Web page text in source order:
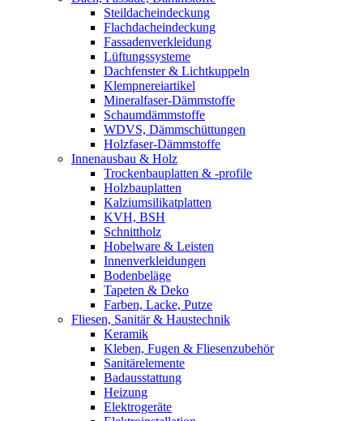
Steildacheindeckung
Flachdacheindeckung
Fassadenverkleidung
Lüftungssysteme
Dachfenster & Lichtkuppeln
Klempnereiartikel
Mineralfaser-Dämmstoffe
Schaumdämmstoffe
WDVS, Dämmschüttungen
Holzfaser-Dämmstoffe
Innenausbau & Holz
Trockenbauplatten & -profile
Holzbauplatten
Kalziumsilikatplatten
KVH, BSH
Schnittholz
Hobelware & Leisten
Innenverkleidungen
Bodenbeläge
Tapeten & Deko
Farben, Lacke, Putze
Fliesen, Sanitär & Haustechnik
Keramik
Kleben, Fugen & Fliesenzubehör
Sanitärelemente
Badausstattung
Heizung
Elektrogeräte